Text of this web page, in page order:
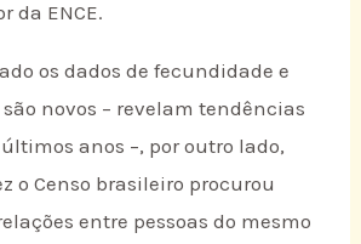
da ENCE.
os dados de fecundidade e
novos – revelam tendências
anos –, por outro lado,
o Censo brasileiro procurou
entre pessoas do mesmo